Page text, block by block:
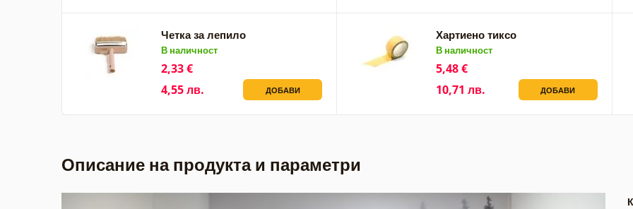
Четка за лепило
В наличност
2,33 €
4,55 лв.
ДОБАВИ
Хартиено тиксо
В наличност
5,48 €
10,71 лв.
ДОБАВИ
Описание на продукта и параметри